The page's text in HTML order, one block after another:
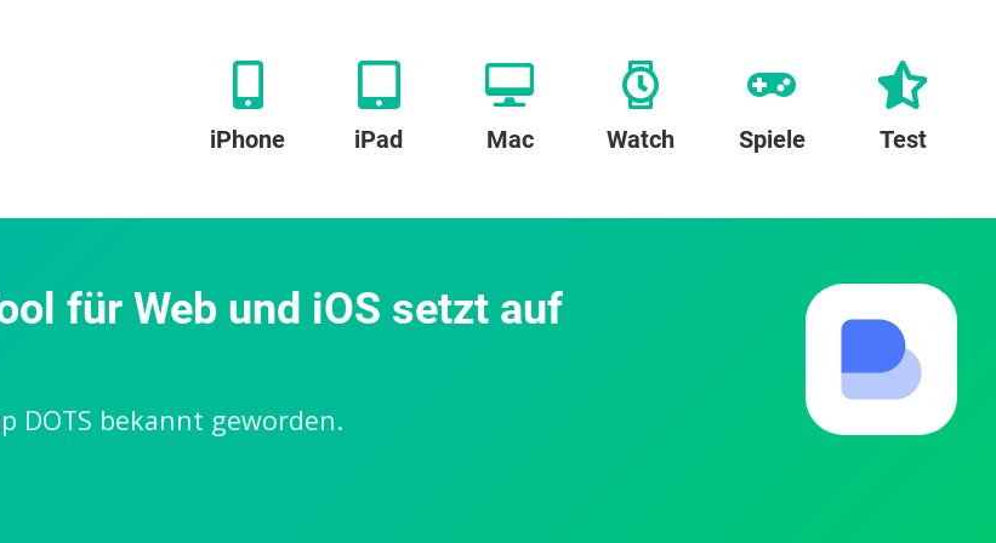
iPhone iPad Mac Watch Spiele Test
für Web und iOS setzt auf
DOTS bekannt geworden.